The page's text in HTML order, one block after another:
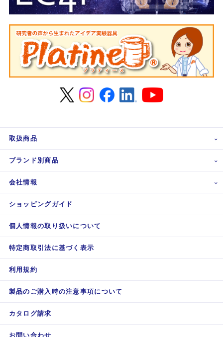
取扱商品
ブランド別商品
会社情報
ショッピングガイド
個人情報の取り扱いについて
特定商取引法に基づく表示
利用規約
製品のご購入時の注意事項について
カタログ請求
お問い合わせ